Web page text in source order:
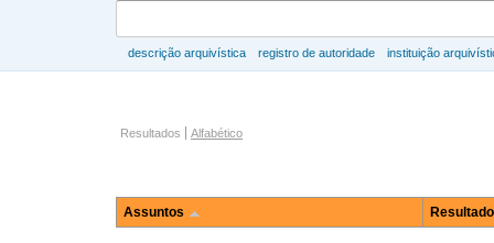
descrição arquivística registro de autoridade instituição
Opções de navegação
Resultados Alfabético
Assuntos